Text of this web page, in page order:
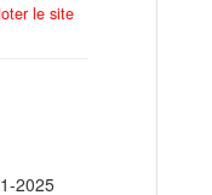
le site
2025